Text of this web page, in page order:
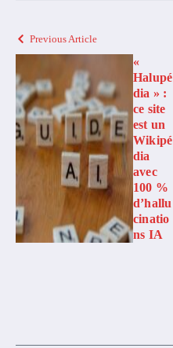
Previous Article
«
Halupé
dia » :
ce site
est un
Wikipé
dia
avec
100 %
d’hallu
cinatio
ns IA